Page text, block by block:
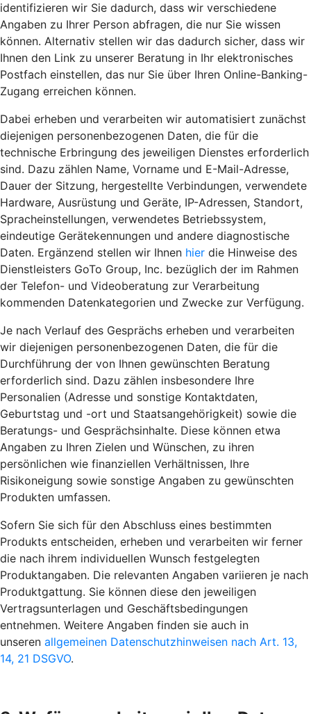
identifizieren wir Sie dadurch, dass wir verschiedene
Angaben zu Ihrer Person abfragen, die nur Sie wissen
können. Alternativ stellen wir das dadurch sicher, dass wir
Ihnen den Link zu unserer Beratung in Ihr elektronisches
Postfach einstellen, das nur Sie über Ihren Online-Banking-
Zugang erreichen können.
Dabei erheben und verarbeiten wir automatisiert zunächst
diejenigen personenbezogenen Daten, die für die
technische Erbringung des jeweiligen Dienstes erforderlich
sind. Dazu zählen Name, Vorname und E-Mail-Adresse,
Dauer der Sitzung, hergestellte Verbindungen, verwendete
Hardware, Ausrüstung und Geräte, IP-Adressen, Standort,
Spracheinstellungen, verwendetes Betriebssystem,
eindeutige Gerätekennungen und andere diagnostische
Daten. Ergänzend stellen wir Ihnen hier die Hinweise des
Dienstleisters GoTo Group, Inc. bezüglich der im Rahmen
der Telefon- und Videoberatung zur Verarbeitung
kommenden Datenkategorien und Zwecke zur Verfügung.
Je nach Verlauf des Gesprächs erheben und verarbeiten
wir diejenigen personenbezogenen Daten, die für die
Durchführung der von Ihnen gewünschten Beratung
erforderlich sind. Dazu zählen insbesondere Ihre
Personalien (Adresse und sonstige Kontaktdaten,
Geburtstag und -ort und Staatsangehörigkeit) sowie die
Beratungs- und Gesprächsinhalte. Diese können etwa
Angaben zu Ihren Zielen und Wünschen, zu ihren
persönlichen wie finanziellen Verhältnissen, Ihre
Risikoneigung sowie sonstige Angaben zu gewünschten
Produkten umfassen.
Sofern Sie sich für den Abschluss eines bestimmten
Produkts entscheiden, erheben und verarbeiten wir ferner
die nach ihrem individuellen Wunsch festgelegten
Produktangaben. Die relevanten Angaben variieren je nach
Produktgattung. Sie können diese den jeweiligen
Vertragsunterlagen und Geschäftsbedingungen
entnehmen. Weitere Angaben finden sie auch in
unseren allgemeinen Datenschutzhinweisen nach Art. 13,
14, 21 DSGVO.